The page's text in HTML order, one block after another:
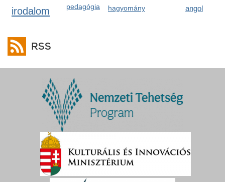
pedagógia
hagyomány
angol
irodalom
RSS